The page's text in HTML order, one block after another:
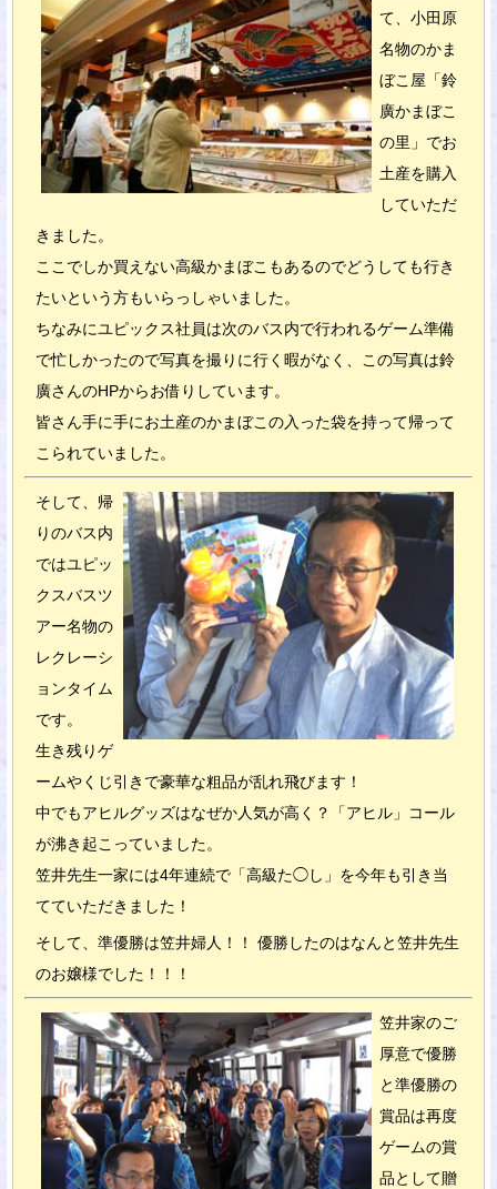
て、小田原
名物のかま
ぼこ屋「鈴
廣かまぼこ
の里」でお
土産を購入
していただ
きました。
ここでしか買えない高級かまぼこもあるのでどうしても行き
たいという方もいらっしゃいました。
ちなみにユピックス社員は次のバス内で行われるゲーム準備
で忙しかったので写真を撮りに行く暇がなく、この写真は鈴
廣さんのHPからお借りしています。
皆さん手に手にお土産のかまぼこの入った袋を持って帰って
こられていました。
そして、帰
りのバス内
ではユピッ
クスバスツ
アー名物の
レクレーシ
ョンタイム
です。
生き残りゲ
ームやくじ引きで豪華な粗品が乱れ飛びます！
中でもアヒルグッズはなぜか人気が高く？「アヒル」コール
が沸き起こっていました。
笠井先生一家には4年連続で「高級た◯し」を今年も引き当
てていただきました！
そして、準優勝は笠井婦人！！ 優勝したのはなんと笠井先生
のお嬢様でした！！！
笠井家のご
厚意で優勝
と準優勝の
賞品は再度
ゲームの賞
品として贈